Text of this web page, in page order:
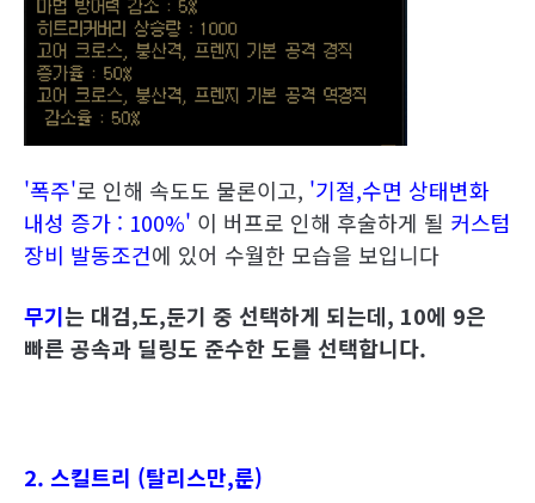
'폭주'로 인해 속도도 물론이고, '기절,수면 상태변화
내성 증가 : 100%' 이 버프로 인해 후술하게 될 커스텀
장비 발동조건에 있어 수월한 모습을 보입니다
무기는 대검,도,둔기 중 선택하게 되는데, 10에 9은
빠른 공속과 딜링도 준수한 도를 선택합니다.
2. 스킬트리 (탈리스만,룬)